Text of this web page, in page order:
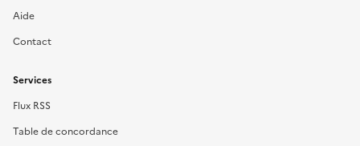
Aide
Contact
Services
Flux RSS
Table de concordance